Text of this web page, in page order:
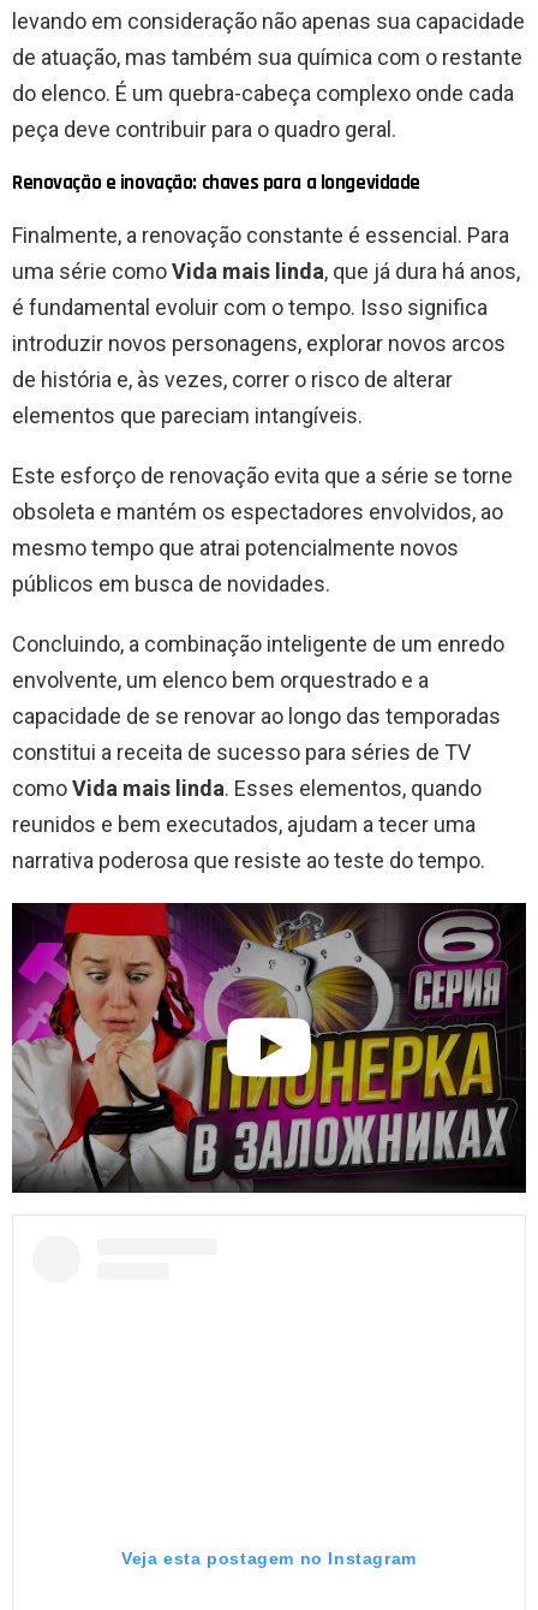
levando em consideração não apenas sua capacidade
de atuação, mas também sua química com o restante
do elenco. É um quebra-cabeça complexo onde cada
peça deve contribuir para o quadro geral.
Renovação e inovação: chaves para a longevidade
Finalmente, a renovação constante é essencial. Para
uma série comoVida mais linda, que já dura há anos,
é fundamental evoluir com o tempo. Isso significa
introduzir novos personagens, explorar novos arcos
de história e, às vezes, correr o risco de alterar
elementos que pareciam intangíveis.
Este esforço de renovação evita que a série se torne
obsoleta e mantém os espectadores envolvidos, ao
mesmo tempo que atrai potencialmente novos
públicos em busca de novidades.
Concluindo, a combinação inteligente de um enredo
envolvente, um elenco bem orquestrado e a
capacidade de se renovar ao longo das temporadas
constitui a receita de sucesso para séries de TV
comoVida mais linda. Esses elementos, quando
reunidos e bem executados, ajudam a tecer uma
narrativa poderosa que resiste ao teste do tempo.
Veja esta postagem no Instagram